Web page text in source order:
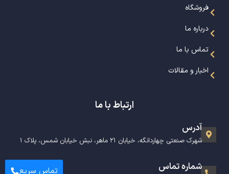
فروشگاه
درباره ما
تماس با ما
اخبار و مقالات
ارتباط با ما
آدرس
شهرک صنعتی چهاردانگه، خیابان ۲۱ ماهر، نبش خیابان شمس، پلاک ۱
شماره تماس تماس سریع